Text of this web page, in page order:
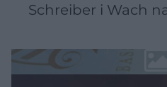
Schreiber i Wach